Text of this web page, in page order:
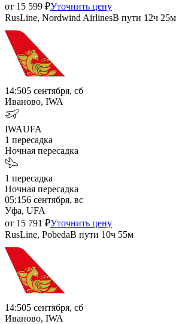
от 15 599 ₽Уточнить цену
RusLine, Nordwind AirlinesВ пути 12ч 25м
14:505 сентября, сб
Иваново, IWA
IWAUFA
1 пересадка
Ночная пересадка
1 пересадка
Ночная пересадка
05:156 сентября, вс
Уфа, UFA
от 15 791 ₽Уточнить цену
RusLine, PobedaВ пути 10ч 55м
14:505 сентября, сб
Иваново, IWA